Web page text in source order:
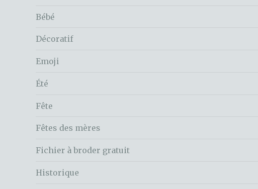
Bébé
Décoratif
Emoji
Été
Fête
Fêtes des mères
Fichier à broder gratuit
Historique